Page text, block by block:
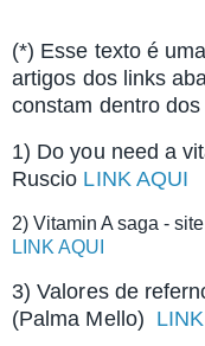
(*) Esse texto é
artigos dos links
constam dentro
1) Do you need a
Ruscio LINK AQUI
2) Vitamin A saga -
LINK AQUI
3) Valores de
(Palma Mello)